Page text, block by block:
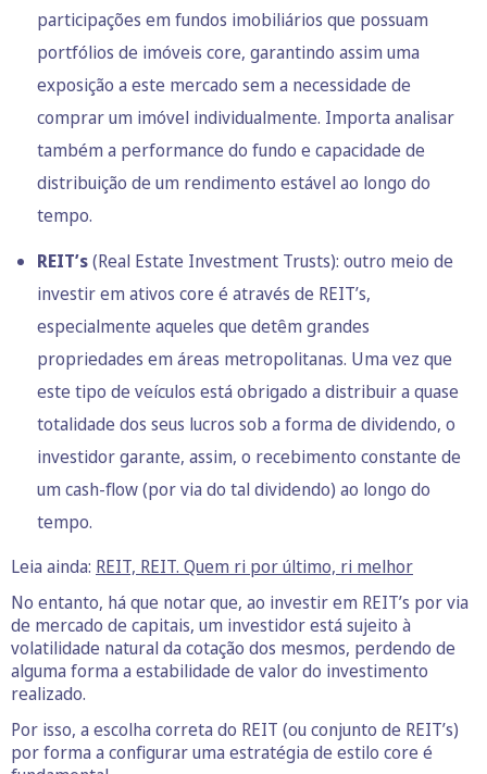
participações em fundos imobiliários que possuam
portfólios de imóveis core, garantindo assim uma
exposição a este mercado sem a necessidade de
comprar um imóvel individualmente. Importa analisar
também a performance do fundo e capacidade de
distribuição de um rendimento estável ao longo do
tempo.
REIT’s(Real Estate Investment Trusts): outro meio de
investir em ativos core é através de REIT’s,
especialmente aqueles que detêm grandes
propriedades em áreas metropolitanas. Uma vez que
este tipo de veículos está obrigado a distribuir a quase
totalidade dos seus lucros sob a forma de dividendo, o
investidor garante, assim, o recebimento constante de
um cash-flow (por via do tal dividendo) ao longo do
tempo.
Leia ainda: REIT, REIT. Quem ri por último, ri melhor
No entanto, há que notar que, ao investir em REIT’s por via
de mercado de capitais, um investidor está sujeito à
volatilidade natural da cotação dos mesmos, perdendo de
alguma forma a estabilidade de valor do investimento
realizado.
Por isso, a escolha correta do REIT (ou conjunto de REIT’s)
por forma a configurar uma estratégia de estilo core é